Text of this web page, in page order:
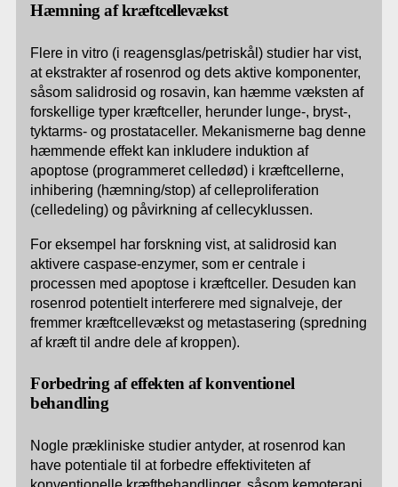
Hæmning af kræftcellevækst
Flere in vitro (i reagensglas/petriskål) studier har vist,
at ekstrakter af rosenrod og dets aktive komponenter,
såsom salidrosid og rosavin, kan hæmme væksten af
forskellige typer kræftceller, herunder lunge-, bryst-,
tyktarms- og prostataceller. Mekanismerne bag denne
hæmmende effekt kan inkludere induktion af
apoptose (programmeret celledød) i kræftcellerne,
inhibering (hæmning/stop) af celleproliferation
(celledeling) og påvirkning af cellecyklussen.
For eksempel har forskning vist, at salidrosid kan
aktivere caspase-enzymer, som er centrale i
processen med apoptose i kræftceller. Desuden kan
rosenrod potentielt interferere med signalveje, der
fremmer kræftcellevækst og metastasering (spredning
af kræft til andre dele af kroppen).
Forbedring af effekten af konventionel
behandling
Nogle prækliniske studier antyder, at rosenrod kan
have potentiale til at forbedre effektiviteten af